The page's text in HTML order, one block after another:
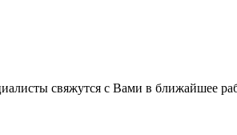
свяжутся с Вами в ближайшее